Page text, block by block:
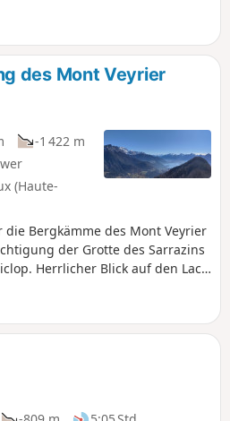
unterhalb
Bereich,
ist.- Zugang
Passagen, die
der Grotte
Route sollte
bei
praktischen
Sie dazu
des Mont Veyrier
-1 422 m
(Haute-
Bergkämme des Mont Veyrier
der Grotte des Sarrazins
Herrlicher Blick auf den Lac
verbietet motorisierten
Col des Contrebandiers und
Stellen ist Vorsicht geboten, da
entlangführt und an manchen
zur Klippe hat. Der
führt über eine Stelle mit